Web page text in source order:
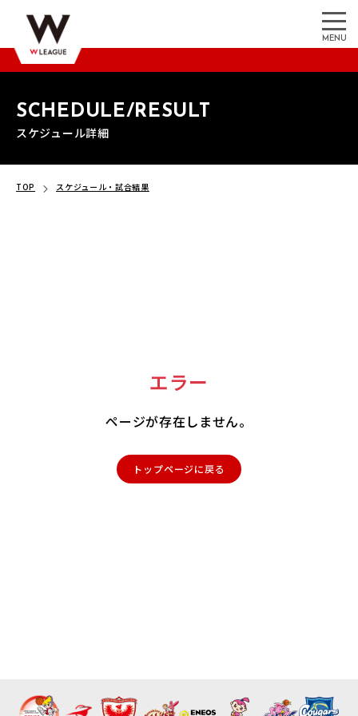
MENU
SCHEDULE/RESULT
スケジュール詳細
TOP スケジュール・試合結果
エラー
ページが存在しません。
トップページに戻る